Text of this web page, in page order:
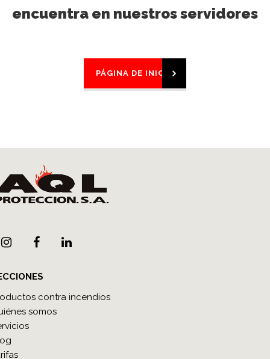
encuentra en nuestros servidores
PÁGINA DE INICIO
contra incendios
somos